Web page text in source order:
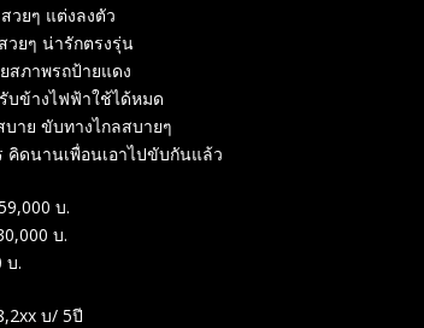
วยๆ แต่งลงตัว
วยๆ น่ารักตรงรุ่น
สภาพรถป้ายแดง
บข้างไฟฟ้าใช้ได้หมด
าย ขับทางไกลสบายๆ
คิดนานเพื่อนเอาไปขับกันแล้ว
บ.
บ.
บ.
บ/ 5ปี